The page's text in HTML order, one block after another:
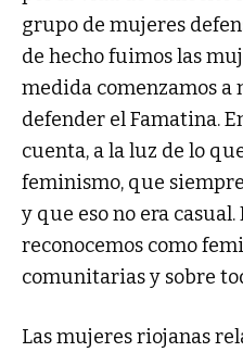
grupo de mujeres
de hecho fuimos las
medida comenzamos a
defender el Famatina.
cuenta, a la luz de lo
feminismo, que
y que eso no era casual.
reconocemos como
comunitarias y sobre
Las mujeres riojanas